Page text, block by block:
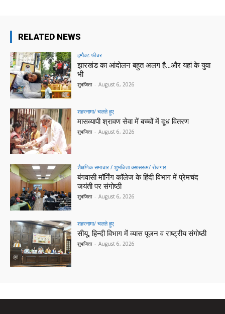
RELATED NEWS
इम्पैक्ट फीचर
झारखंड का आंदोलन बहुत अलग है…और यहां के युवा
भी
शुभजिता - August 6, 2026
शहरनामा/ चलते हुए
मासव्यापी श्रावण सेवा में बच्चों में दूध वितरण
शुभजिता - August 6, 2026
शैक्षणिक समाचार / शुभजिता क्सासरूम/ रोजगार
बंगवासी मॉर्निंग कॉलेज के हिंदी विभाग में प्रेमचंद
जयंती पर संगोष्ठी
शुभजिता - August 6, 2026
शहरनामा/ चलते हुए
सीयू, हिन्दी विभाग में व्यास पूजन व राष्ट्रीय संगोष्ठी
शुभजिता - August 6, 2026